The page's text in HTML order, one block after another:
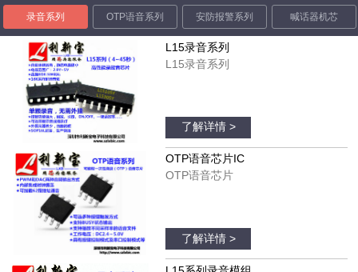
录音系列 OTP语音系列 安防报警系列 喊话器机芯
L15录音系列
L15录音系列
了解详情 >
OTP语音芯片IC
OTP语音芯片
了解详情 >